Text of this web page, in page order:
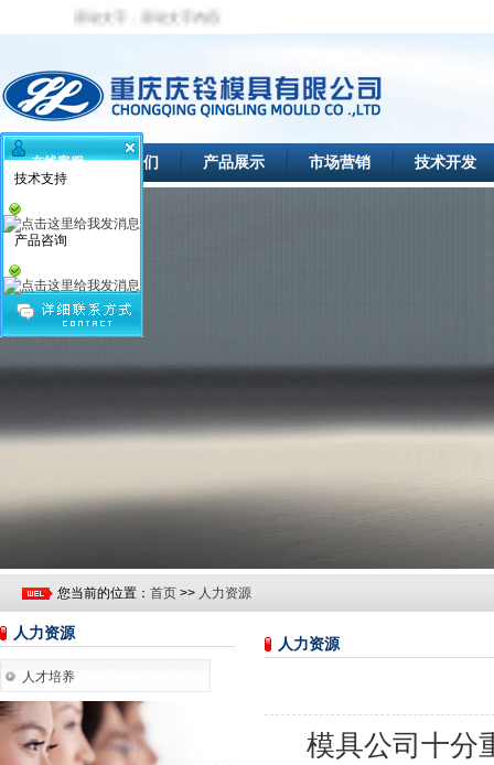
文字，滚动文字内容
首页 关于我们 产品展示 市场营销 技术开发
您当前的位置： 首页 >> 人力资源
人力资源
人才培养
人力资源
模具公司十分
在线客服
技术支持
产品咨询